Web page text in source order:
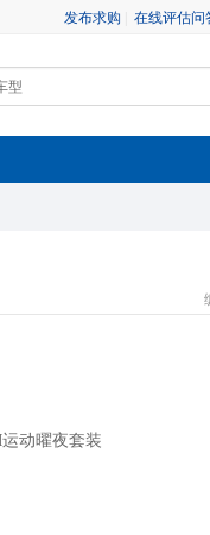
发布求购 在线评估问
动曜夜套装